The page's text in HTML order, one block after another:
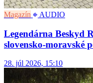
Magazín AUDIO
Legendárna Beskyd
slovensko-moravské
28. júl 2026, 15:10